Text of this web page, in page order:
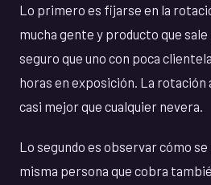
Lo primero es fijarse en la
mucha gente y producto que
seguro que uno con poca
horas en exposición. La
casi mejor que cualquier nevera.
Lo segundo es observar cómo se
misma persona que cobra